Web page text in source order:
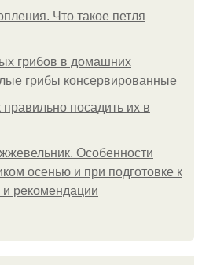
Что такое петля
грибов в домашних
грибы консервированные
посадить их в
Особенности
осенью и при подготовке к
рекомендации